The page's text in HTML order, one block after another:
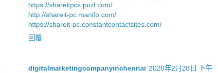
https://shareitpcs.puzl.com/
http://shareit-pc.manifo.com/
https://shareit-pc.constantcontactsites.com/
回覆
digitalmarketingcompanyinchennai 2020年2月28日 下午